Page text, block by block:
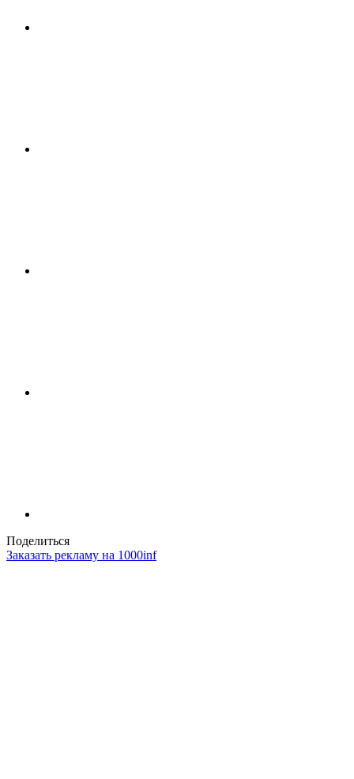
Поделиться
Заказать рекламу на 1000inf